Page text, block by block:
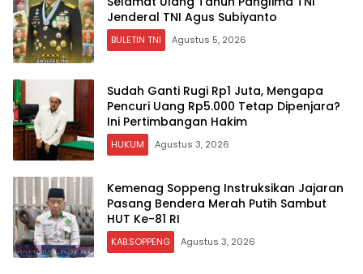
Jenderal TNI Agus Subiyanto
BULETIN TNI Agustus 5, 2026
Sudah Ganti Rugi Rp1 Juta, Mengapa
Pencuri Uang Rp5.000 Tetap Dipenjara?
Ini Pertimbangan Hakim
HUKUM Agustus 3, 2026
Kemenag Soppeng Instruksikan Jajaran
Pasang Bendera Merah Putih Sambut
HUT Ke-81 RI
KAB.SOPPENG Agustus 3, 2026